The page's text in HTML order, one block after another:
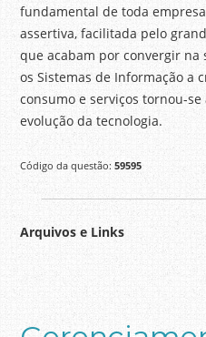
fundamental de toda
assertiva, facilitada pelo
que acabam por convergir na
os Sistemas de Informação a
consumo e serviços tornou-
evolução da tecnologia.
Código da questão:59595
Arquivos e Links